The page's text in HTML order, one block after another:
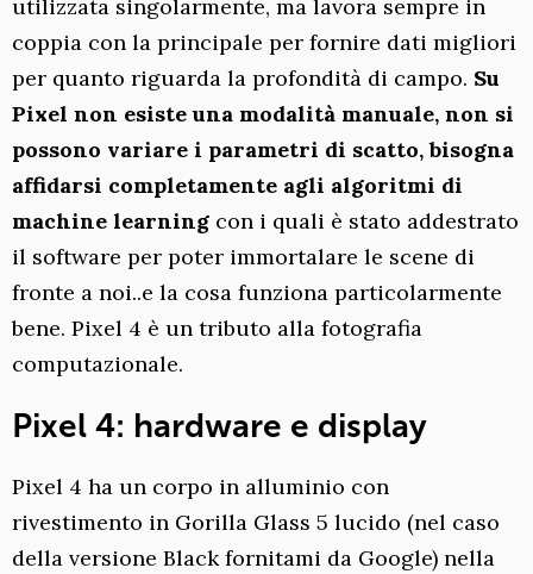
utilizzata singolarmente, ma lavora sempre in
coppia con la principale per fornire dati migliori
per quanto riguarda la profondità di campo. Su
Pixel non esiste una modalità manuale, non si
possono variare i parametri di scatto, bisogna
affidarsi completamente agli algoritmi di
machine learning con i quali è stato addestrato
il software per poter immortalare le scene di
fronte a noi..e la cosa funziona particolarmente
bene. Pixel 4 è un tributo alla fotografia
computazionale.
Pixel 4: hardware e display
Pixel 4 ha un corpo in alluminio con
rivestimento in Gorilla Glass 5 lucido (nel caso
della versione Black fornitami da Google) nella